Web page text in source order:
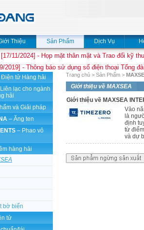
Thiệu Sản Phẩm Dịch Vụ
[17/11/2024] - Họp mặt thân mật và Trao đổi kỹ
2019] - Thông báo sử dụng số điện thoại Tổng
Điện tử Hàng hải
lạc cho ngành
hải
và Giải pháp
– Ăng ten
– Phao vô
hàng hải
bờ biển
tử
Trang chủ > Sản Phẩm >
Giới thiệu về MAXSEA
Giới thiệu về MAXSEA
Vào
là
định
từ
và dự